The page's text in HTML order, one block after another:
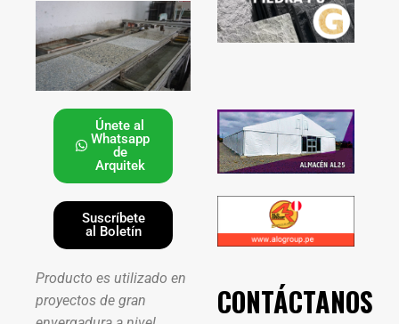
Únete al
Whatsapp
de
Arquitek
Suscríbete
al Boletín
Producto es utilizado en
proyectos de gran
CONTÁCTANOS